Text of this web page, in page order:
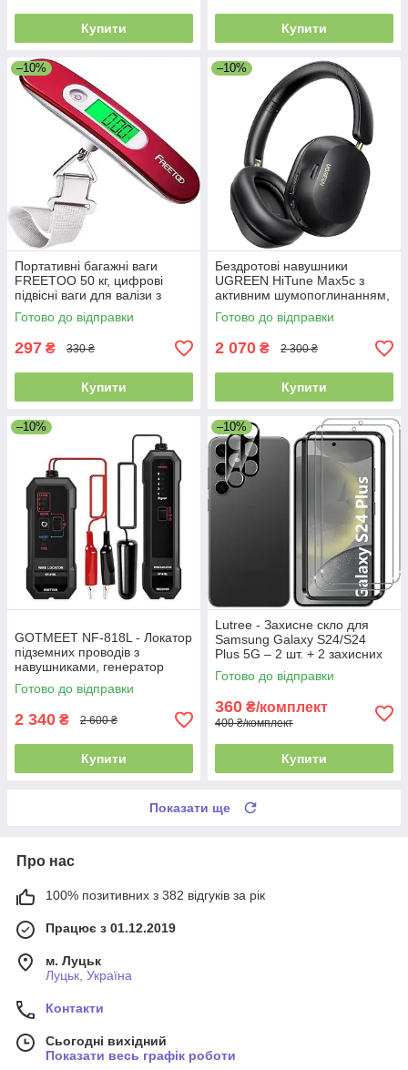
Купити Купити
–10%
Портативні багажні ваги
FREETOO 50 кг, цифрові
підвісні ваги для валізи з
батареєю
Готово до відправки
297 ₴ 330 ₴
Купити
–10%
Бездротові навушники
UGREEN HiTune Max5c з
активним шумопоглинанням,
Bluetooth 5.4, LDAC,
просторовий звук, 75 годин
роботи
Готово до відправки
2 070 ₴ 2 300 ₴
Купити
–10%
GOTMEET NF-818L - Локатор
підземних проводів з
навушниками, генератор
тонів для трасування кабелів
і систем зрошення
Готово до відправки
2 340 ₴ 2 600 ₴
Купити
–10%
Lutree - Захисне скло для
Samsung Galaxy S24/S24
Plus 5G – 2 шт. + 2 захисних
скла для камери, твердість
9H
Готово до відправки
360 ₴/комплект
400 ₴/комплект
Купити
Показати ще
Про нас
100% позитивних з 382 відгуків за рік
Працює з 01.12.2019
м. Луцьк
Луцьк, Україна
Контакти
Сьогодні вихідний
Показати весь графік роботи